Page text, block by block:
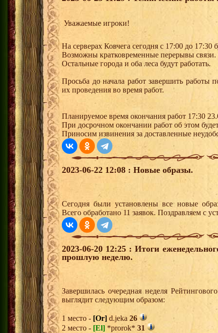
Уважаемые игроки!
На серверах Ковчега сегодня с 17:00 до 17:30
Возможны кратковременные перерывы связи.
Остальные города и оба леса будут работать.
Просьба до начала работ завершить работы
их проведения во время работ.
Планируемое время окончания работ 17:30
При досрочном окончании работ об этом
Приносим извинения за доставленные
2023-06-22 12:08 : Новые образы.
Сегодня были установлены все новые
Всего обработано 11 заявок. Поздравляем с
2023-06-20 12:25 : Итоги
прошлую неделю.
Завершилась очередная неделя
выглядит следующим образом:
1 место - [Or] d.jeka 26
2 место - [El] *prorok* 31